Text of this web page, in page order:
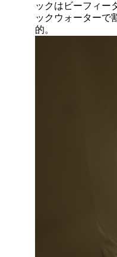
ックはビーフィー
ックウォーターで
的。